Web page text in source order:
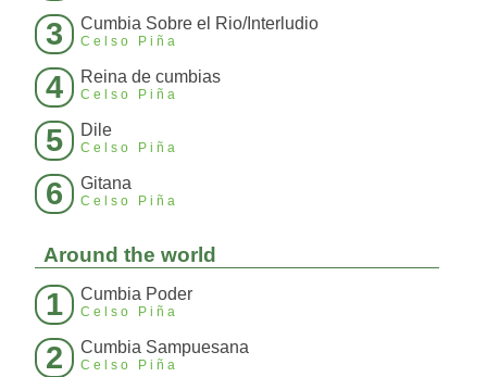
3 Cumbia Sobre el Rio/Interludio
Celso Piña
4 Reina de cumbias
Celso Piña
5 Dile
Celso Piña
6 Gitana
Celso Piña
Around the world
1 Cumbia Poder
Celso Piña
2 Cumbia Sampuesana
Celso Piña